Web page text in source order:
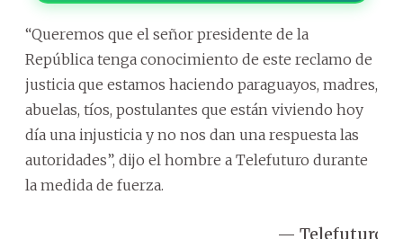
“Queremos que el señor presidente de la
República tenga conocimiento de este reclamo de
justicia que estamos haciendo paraguayos, madres,
abuelas, tíos, postulantes que están viviendo hoy
día una injusticia y no nos dan una respuesta las
autoridades”, dijo el hombre a Telefuturo durante
la medida de fuerza.
— Telefuturo